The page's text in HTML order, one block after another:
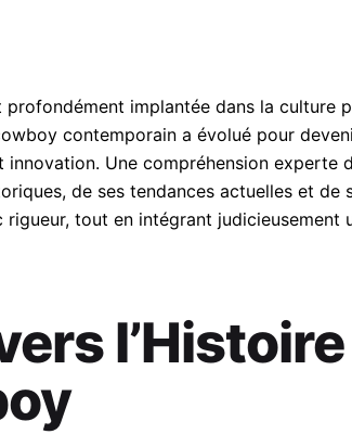
profondément implantée dans la culture
contemporain a évolué pour
Une compréhension experte
de ses tendances actuelles et de
tout en intégrant judicieusement